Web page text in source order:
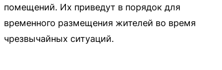
помещений. Их приведут в порядок для
временного размещения жителей во время
чрезвычайных ситуаций.